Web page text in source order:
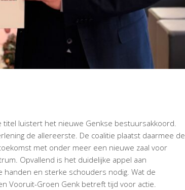
luistert het nieuwe Genkse bestuursakkoord.
de allereerste. De coalitie plaatst daarmee de
met onder meer een nieuwe zaal voor
Opvallend is het duidelijke appel aan
en sterke schouders nodig. Wat de
Vooruit-Groen Genk betreft tijd voor actie.